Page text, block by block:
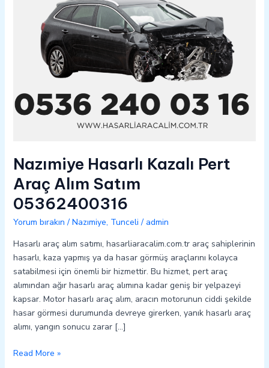
Nazımiye Hasarlı Kazalı Pert
Araç Alım Satım
05362400316
Yorum bırakın / Nazımiye, Tunceli / admin
Hasarlı araç alım satımı, hasarliaracalim.com.tr araç sahiplerinin
hasarlı, kaza yapmış ya da hasar görmüş araçlarını kolayca
satabilmesi için önemli bir hizmettir. Bu hizmet, pert araç
alımından ağır hasarlı araç alımına kadar geniş bir yelpazeyi
kapsar. Motor hasarlı araç alım, aracın motorunun ciddi şekilde
hasar görmesi durumunda devreye girerken, yanık hasarlı araç
alımı, yangın sonucu zarar […]
Read More »